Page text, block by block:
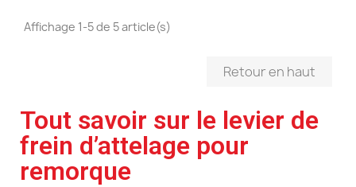
Affichage 1-5 de 5 article(s)
Retour en haut
Tout savoir sur le levier de
frein d’attelage pour
remorque